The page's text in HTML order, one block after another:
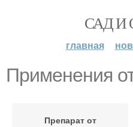
САД И
главная
Применения
Препарат от